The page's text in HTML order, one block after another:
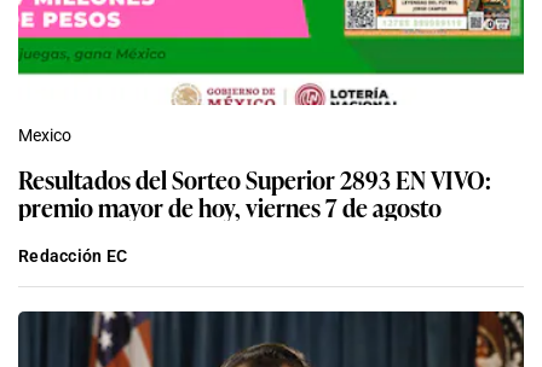
Mexico
Resultados del Sorteo Superior 2893 EN VIVO:
premio mayor de hoy, viernes 7 de agosto
Redacción EC